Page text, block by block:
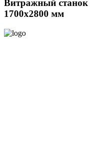
Витражный станок
1700х2800 мм